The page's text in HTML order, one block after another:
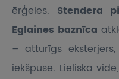
ērģeles. Stendera
Eglaines baznīca
– atturīgs
iekšpuse. Lieliska